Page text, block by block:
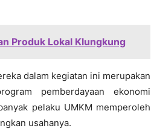
Produk Lokal Klungkung
dalam kegiatan ini merupakan
pemberdayaan ekonomi
pelaku UMKM memperoleh
usahanya.